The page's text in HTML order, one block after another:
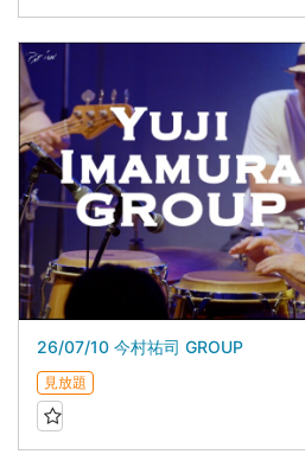
26/07/10 今村祐司 GROUP
見放題